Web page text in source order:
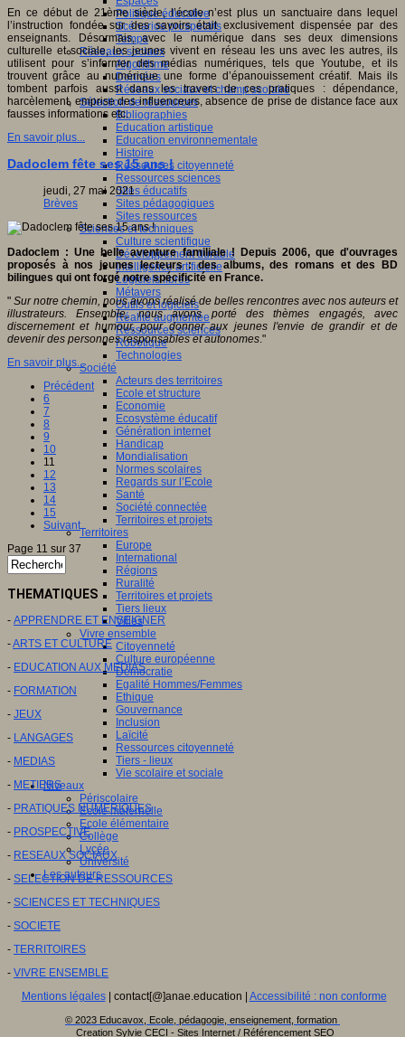
Politique éducative
Scénarios prospectifs
Temps
Réseaux sociaux
Algorithme
Données
Réseaux sociaux et champ scolaire
Sélection de ressources
Bibliographies
Education artistique
Education environnementale
Histoire
Ressources citoyenneté
Ressources sciences
Sites éducatifs
Sites pédagogiques
Sites ressources
Sciences et techniques
Culture scientifique
Développement durable
Intelligence artificielle
Logiciels libres
Métavers
Outils et logiciels
Réalité augmentée
Ressources sciences
Robotique
Technologies
Société
Acteurs des territoires
Ecole et structure
Economie
Ecosystème éducatif
Génération internet
Handicap
Mondialisation
Normes scolaires
Regards sur l’Ecole
Santé
Société connectée
Territoires et projets
Territoires
Europe
International
Régions
Ruralité
Territoires et projets
Tiers lieux
Villes
Vivre ensemble
Citoyenneté
Culture européenne
Démocratie
Egalité Hommes/Femmes
Ethique
Gouvernance
Inclusion
Laïcité
Ressources citoyenneté
Tiers - lieux
Vie scolaire et sociale
Niveaux
Périscolaire
Ecole maternelle
Ecole élémentaire
Collège
Lycée
Université
Les auteurs
En ce début de 21ème siècle, l’école n’est plus un sanctuaire dans lequel
l’instruction fondée sur des savoirs était exclusivement dispensée par des
enseignants. Désormais, avec le numérique dans ses deux dimensions
culturelle et sociale, les jeunes vivent en réseau les uns avec les autres, ils
utilisent pour s’informer des médias numériques, tels que Youtube, et ils
trouvent grâce au numérique une forme d’épanouissement créatif. Mais ils
tombent parfois aussi dans les travers de ces pratiques : dépendance,
harcèlement, emprise des influenceurs, absence de prise de distance face aux
fausses informations etc.
En savoir plus...
Dadoclem fête ses 15 ans !
jeudi, 27 mai 2021
Brèves
Dadoclem : Une belle aventure familiale ! Depuis 2006, que d'ouvrages
proposés à nos jeunes lecteurs : des albums, des romans et des BD
bilingues qui ont forgé notre spécificité en France.
" Sur notre chemin, nous avons réalisé de belles rencontres avec nos auteurs et
illustrateurs. Ensemble, nous avons porté des thèmes engagés, avec
discernement et humour, pour donner aux jeunes l'envie de grandir et de
devenir des personnes responsables et autonomes ."
En savoir plus...
Précédent
6
7
8
9
10
11
12
13
14
15
Suivant
Page 11 sur 37
THEMATIQUES
- APPRENDRE ET ENSEIGNER
-ARTS ET CULTURE
- EDUCATION AUX MEDIAS
- FORMATION
- JEUX
- LANGAGES
- MEDIAS
- METIERS
- PRATIQUES NUMERIQUES
- PROSPECTIVE
- RESEAUX SOCIAUX
- SELECTION DE RESSOURCES
- SCIENCES ET TECHNIQUES
- SOCIETE
- TERRITOIRES
- VIVRE ENSEMBLE
Mentions légales| contact[@]anae.education | Accessibilité : non conforme
© 2023 Educavox, Ecole, pédagogie, enseignement, formation
Creation Sylvie CECI - Sites Internet / Référencement SEO